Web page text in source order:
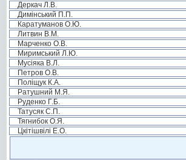
Деркач Л.В.
Димінський П.П.
Каратуманов О.Ю.
Литвин В.М.
Марченко О.В.
Миримський Л.Ю.
Мусіяка В.Л.
Петров О.В.
Поліщук К.А.
Ратушний М.Я.
Руденко Г.Б.
Татусяк С.П.
Тягнибок О.Я.
Цкітішвілі Е.О.